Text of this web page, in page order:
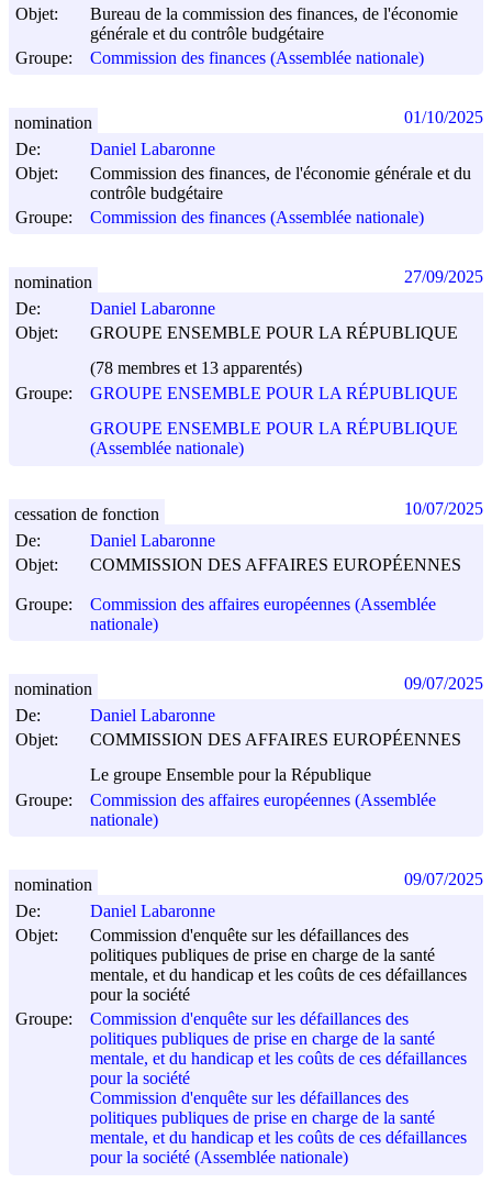
Objet:
Bureau de la commission des finances, de l'économie
générale et du contrôle budgétaire
Groupe:
Commission des finances (Assemblée nationale)
De:
Daniel Labaronne
Objet:
Commission des finances, de l'économie générale et du
contrôle budgétaire
Groupe:
Commission des finances (Assemblée nationale)
nomination 01/10/2025
De:
Daniel Labaronne
Objet:
GROUPE ENSEMBLE POUR LA RÉPUBLIQUE
(78 membres et 13 apparentés)
Groupe:
GROUPE ENSEMBLE POUR LA RÉPUBLIQUE
GROUPE ENSEMBLE POUR LA RÉPUBLIQUE
(Assemblée nationale)
nomination 27/09/2025
De:
Daniel Labaronne
Objet:
COMMISSION DES AFFAIRES EUROPÉENNES
Groupe:
Commission des affaires européennes (Assemblée
nationale)
cessation de fonction 10/07/2025
De:
Daniel Labaronne
Objet:
COMMISSION DES AFFAIRES EUROPÉENNES
Le groupe Ensemble pour la République
Groupe:
Commission des affaires européennes (Assemblée
nationale)
nomination 09/07/2025
De:
Daniel Labaronne
Objet:
Commission d'enquête sur les défaillances des
politiques publiques de prise en charge de la santé
mentale, et du handicap et les coûts de ces défaillances
pour la société
Groupe:
Commission d'enquête sur les défaillances des
politiques publiques de prise en charge de la santé
mentale, et du handicap et les coûts de ces défaillances
pour la société
Commission d'enquête sur les défaillances des
politiques publiques de prise en charge de la santé
mentale, et du handicap et les coûts de ces défaillances
pour la société (Assemblée nationale)
nomination 09/07/2025